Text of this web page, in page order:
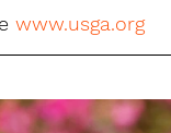
www.usga.org